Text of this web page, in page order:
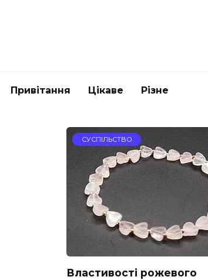
Привітання Цікаве Різне
СУСПІЛЬСТВО
Властивості рожевого